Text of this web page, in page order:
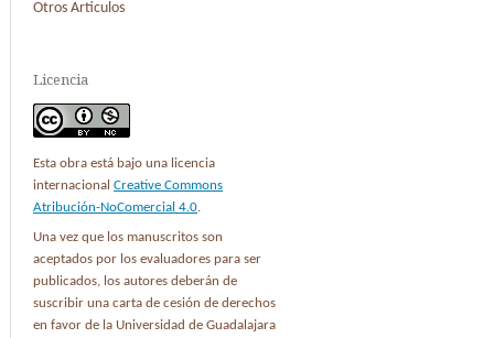
Otros Articulos
Licencia
Esta obra está bajo una licencia
internacional Creative Commons
Atribución-NoComercial 4.0.
Una vez que los manuscritos son
aceptados por los evaluadores para ser
publicados, los autores deberán de
suscribir una carta de cesión de derechos
en favor de la Universidad de Guadalajara